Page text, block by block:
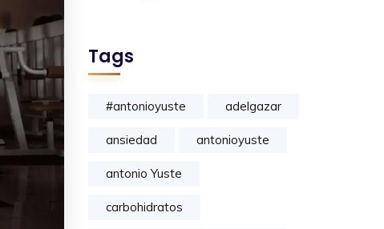
Tags
#antonioyuste adelgazar
ansiedad antonioyuste
antonio Yuste
carbohidratos